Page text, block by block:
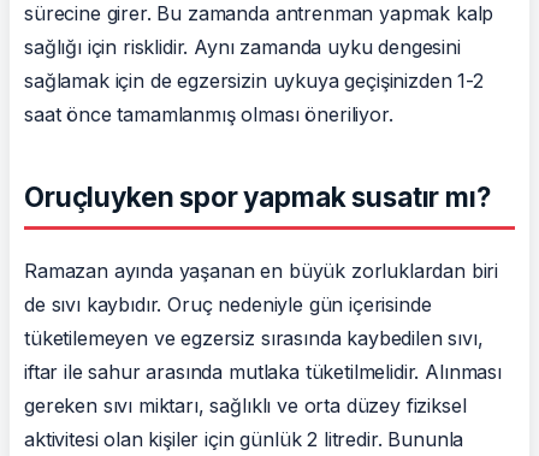
sürecine girer. Bu zamanda antrenman yapmak kalp
sağlığı için risklidir. Aynı zamanda uyku dengesini
sağlamak için de egzersizin uykuya geçişinizden 1-2
saat önce tamamlanmış olması öneriliyor.
Oruçluyken spor yapmak susatır mı?
Ramazan ayında yaşanan en büyük zorluklardan biri
de sıvı kaybıdır. Oruç nedeniyle gün içerisinde
tüketilemeyen ve egzersiz sırasında kaybedilen sıvı,
iftar ile sahur arasında mutlaka tüketilmelidir. Alınması
gereken sıvı miktarı, sağlıklı ve orta düzey fiziksel
aktivitesi olan kişiler için günlük 2 litredir. Bununla